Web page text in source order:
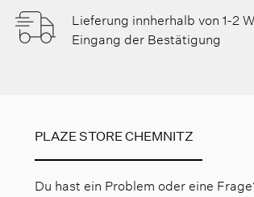
Lieferung innherhalb von 1-2
Eingang der Bestätigung
PLAZE STORE CHEMNITZ
Du hast ein Problem oder eine